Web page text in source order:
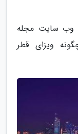
وب سایت مجله
ویزای قطر